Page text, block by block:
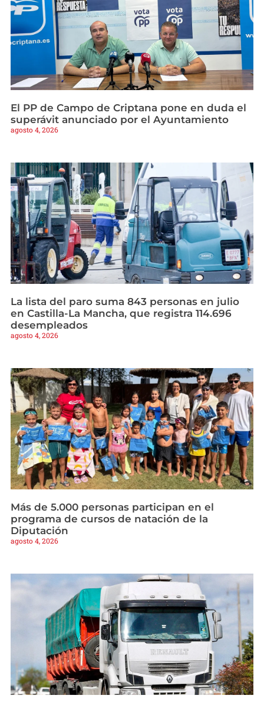
El PP de Campo de Criptana pone en duda el
superávit anunciado por el Ayuntamiento
agosto 4, 2026
La lista del paro suma 843 personas en julio
en Castilla-La Mancha, que registra 114.696
desempleados
agosto 4, 2026
Más de 5.000 personas participan en el
programa de cursos de natación de la
Diputación
agosto 4, 2026